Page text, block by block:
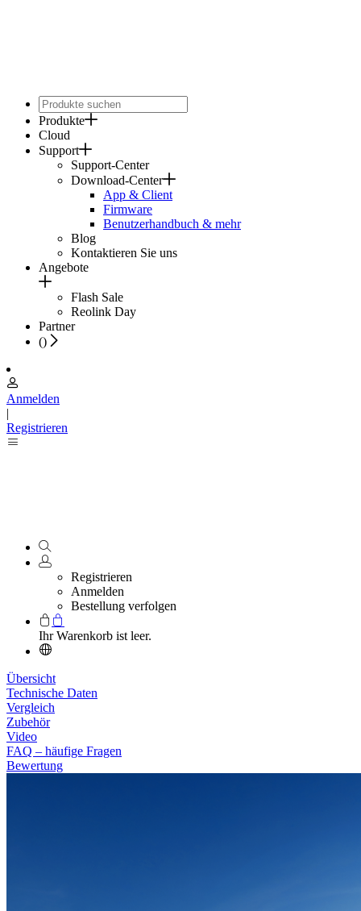
Produkte
Cloud
Support
Support-Center
Download-Center
App & Client
Firmware
Benutzerhandbuch & mehr
Blog
Kontaktieren Sie uns
Angebote
Flash Sale
Reolink Day
Partner
()
Anmelden
|
Registrieren
Registrieren
Anmelden
Bestellung verfolgen
Ihr Warenkorb ist leer.
Übersicht
Technische Daten
Vergleich
Zubehör
Video
FAQ – häufige Fragen
Bewertung